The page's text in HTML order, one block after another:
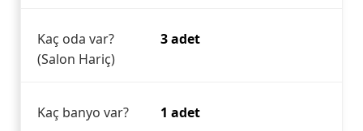
Kaç oda var?
(Salon Hariç)
3 adet
Kaç banyo var? 1 adet